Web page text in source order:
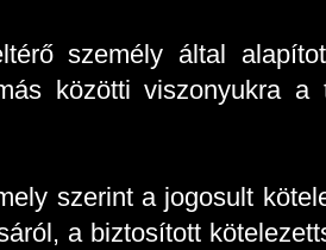
személy által
közötti viszonyukra a
szerint a jogosult
a biztosított